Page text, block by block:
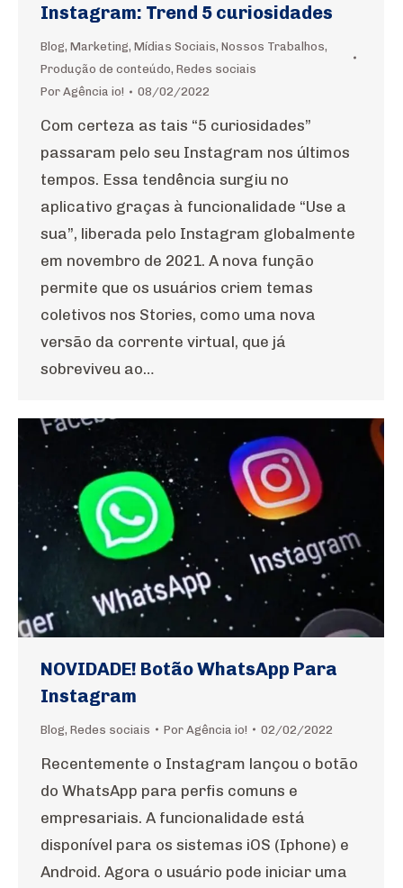
Instagram: Trend 5 curiosidades
Blog, Marketing, Mídias Sociais, Nossos Trabalhos,
Produção de conteúdo, Redes sociais
Por Agência io! 08/02/2022
Com certeza as tais “5 curiosidades”
passaram pelo seu Instagram nos últimos
tempos. Essa tendência surgiu no
aplicativo graças à funcionalidade “Use a
sua”, liberada pelo Instagram globalmente
em novembro de 2021. A nova função
permite que os usuários criem temas
coletivos nos Stories, como uma nova
versão da corrente virtual, que já
sobreviveu ao…
NOVIDADE! Botão WhatsApp Para
Instagram
Blog, Redes sociais Por Agência io! 02/02/2022
Recentemente o Instagram lançou o botão
do WhatsApp para perfis comuns e
empresariais. A funcionalidade está
disponível para os sistemas iOS (Iphone) e
Android. Agora o usuário pode iniciar uma